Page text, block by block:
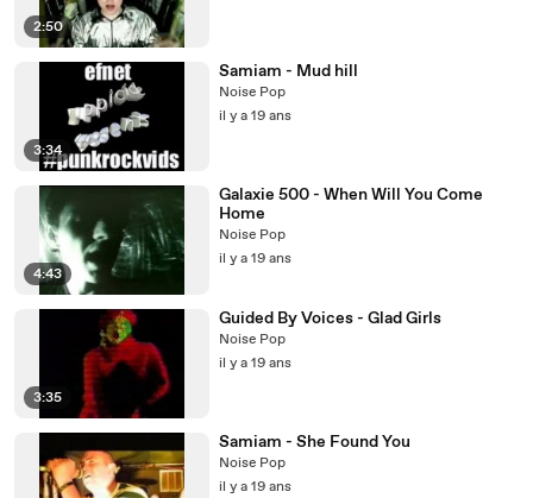
2:50
3:34
Samiam - Mud hill
Noise Pop
il y a 19 ans
4:43
Galaxie 500 - When Will You Come
Home
Noise Pop
il y a 19 ans
3:35
Guided By Voices - Glad Girls
Noise Pop
il y a 19 ans
Samiam - She Found You
Noise Pop
il y a 19 ans